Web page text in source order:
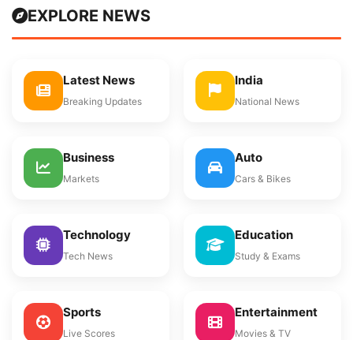
EXPLORE NEWS
Latest News
Breaking Updates
India
National News
Business
Markets
Auto
Cars & Bikes
Technology
Tech News
Education
Study & Exams
Sports
Live Scores
Entertainment
Movies & TV